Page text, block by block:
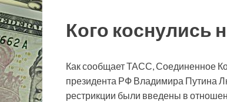
Кого коснулись
Как сообщает ТАСС, Соединенное
президента РФ Владимира Путина
рестрикции были введены в